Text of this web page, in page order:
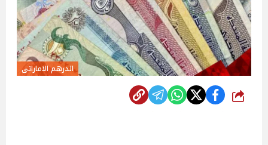
الدرهم الاماراتى
شارك